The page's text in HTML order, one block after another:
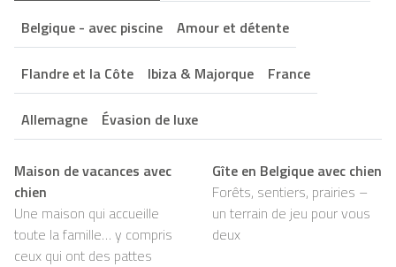
Belgique - avec piscine Amour et détente
Flandre et la Côte Ibiza & Majorque France
Allemagne Évasion de luxe
Maison de vacances avec
chien
Une maison qui accueille
toute la famille… y compris
ceux qui ont des pattes
Gîte en Belgique avec chien
Forêts, sentiers, prairies –
un terrain de jeu pour vous
deux